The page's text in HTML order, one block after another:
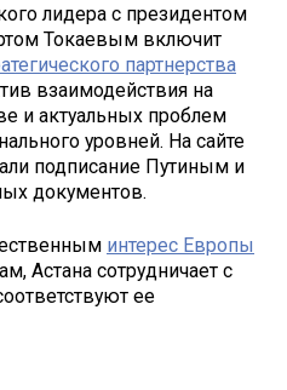
лидера с президентом
Токаевым включит
партнерства
взаимодействия на
и актуальных проблем
уровней. На сайте
подписание Путиным и
документов.
интерес Европы
Астана сотрудничает с
ее